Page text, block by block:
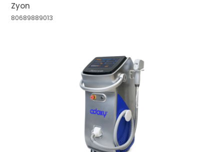
Zyon
80689889013